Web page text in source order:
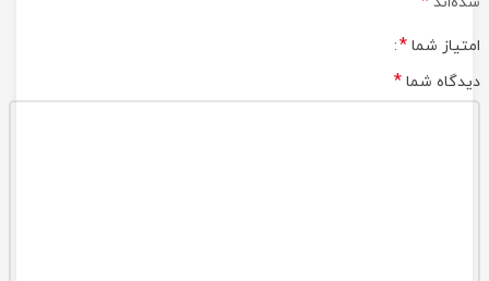
امتیاز شما *
دیدگاه شما *